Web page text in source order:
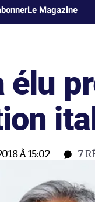
Le Magazine
élu
À 15:02 7